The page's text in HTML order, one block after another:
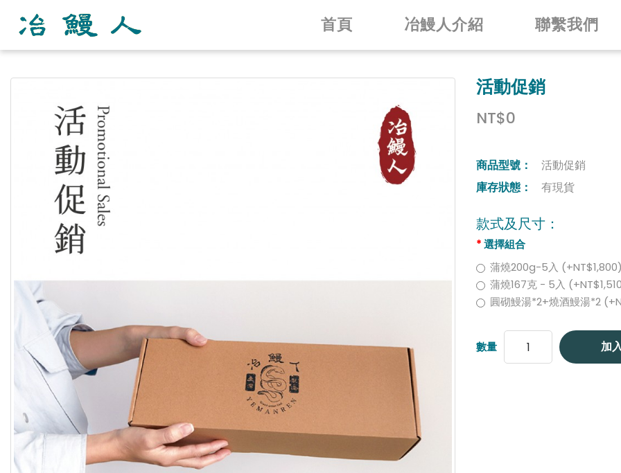
首頁 冶鰻人介紹 聯繫我們
活動促銷
NT$0
商品型號：
活動促銷
庫存狀態：
有現貨
款式及尺寸：
選擇組合
蒲燒200g-5入
蒲燒167克 - 5入
圓砌鰻湯*2+燒酒鰻湯*2
數量 加